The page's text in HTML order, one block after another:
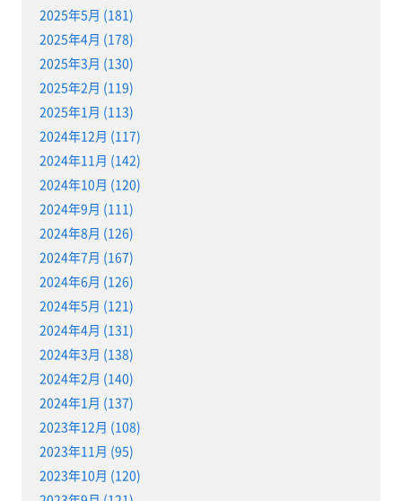
2025年5月 (181)
2025年4月 (178)
2025年3月 (130)
2025年2月 (119)
2025年1月 (113)
2024年12月 (117)
2024年11月 (142)
2024年10月 (120)
2024年9月 (111)
2024年8月 (126)
2024年7月 (167)
2024年6月 (126)
2024年5月 (121)
2024年4月 (131)
2024年3月 (138)
2024年2月 (140)
2024年1月 (137)
2023年12月 (108)
2023年11月 (95)
2023年10月 (120)